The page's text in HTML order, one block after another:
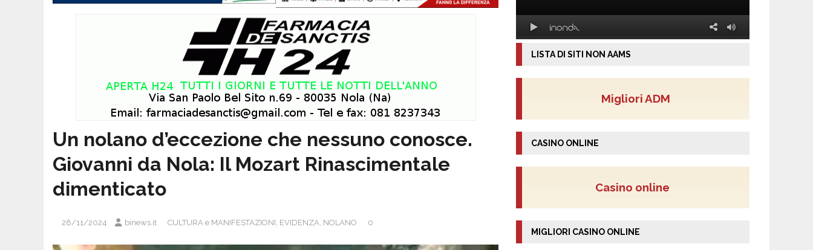
Un nolano d’eccezione che nessuno conosce.
Giovanni da Nola: Il Mozart Rinascimentale
dimenticato
28/11/2024 binews.it CULTURA e MANIFESTAZIONI, EVIDENZA, NOLANO 0
LISTA DI SITI NON AAMS
Migliori ADM
CASINO ONLINE
Casino online
MIGLIORI CASINO ONLINE